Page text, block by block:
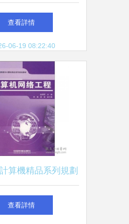
機網絡工程的聯系
查看詳情
06-19 08:22:40
算機精品系列規劃
機網絡工程》探析
查看詳情